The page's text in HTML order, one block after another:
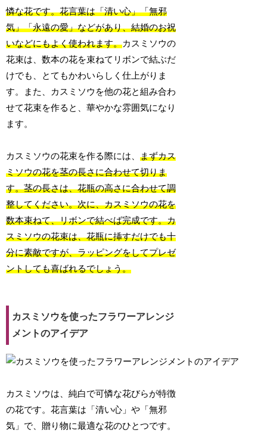
憐な花です。花言葉は「清い心」「無邪
気」「永遠の愛」などがあり、結婚のお祝
いなどにもよく使われます。カスミソウの
花束は、数本の花を束ねてリボンで結ぶだ
けでも、とてもかわいらしく仕上がりま
す。また、カスミソウを他の花と組み合わ
せて花束を作ると、華やかな雰囲気になり
ます。
カスミソウの花束を作る際には、まずカス
ミソウの花を茎の長さに合わせて切りま
す。茎の長さは、花瓶の高さに合わせて調
整してください。次に、カスミソウの花を
数本束ねて、リボンで結べば完成です。カ
スミソウの花束は、花瓶に挿すだけでも十
分に素敵ですが、ラッピングをしてプレゼ
ントしても喜ばれるでしょう。
カスミソウを使ったフラワーアレンジ
メントのアイデア
カスミソウは、純白で可憐な花びらが特徴
の花です。花言葉は「清い心」や「無邪
気」で、贈り物に最適な花のひとつです。